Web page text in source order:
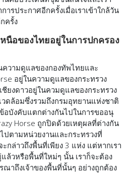
รประกาศอีกครั้งเมื่อเราเข้าใกล้วัน
ครั้ง
นือของไทยอยู่ในการปกครอง
ามดูแลของกองทัพไทยและ
อยู่ในความดูแลของกระทรวง
ยงดาวอยู่ในควมดูแลของกระทรวง
ดล้อมซึ่งรวมถึงกรมอุทยานแห่งชาติ
บังคับแตกต่างกันไปในการขออนุ
Horse ถูกปิดด้วยเหตุผลที่ต่างกัน
ตามหน่วยงานและกระทรวงที่
กล่าวถึงพื้นที่เพียง 3 แห่ง แต่หากเรา
วหรือพื้นที่ใหม่ๆ นั้น เราก็จะต้อง
ณาถึงเจ้าของพื้นที่นั้นๆ อย่างถูกต้อง